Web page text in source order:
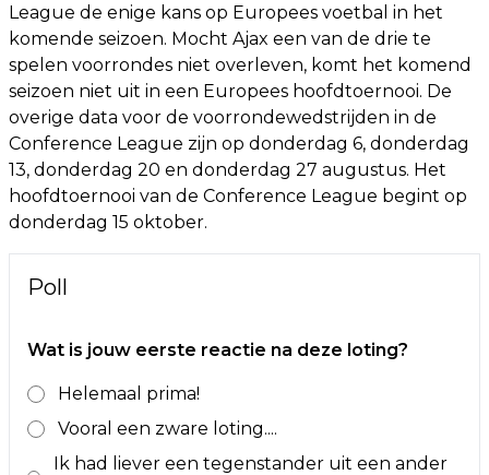
League de enige kans op Europees voetbal in het
komende seizoen. Mocht Ajax een van de drie te
spelen voorrondes niet overleven, komt het komend
seizoen niet uit in een Europees hoofdtoernooi. De
overige data voor de voorrondewedstrijden in de
Conference League zijn op donderdag 6, donderdag
13, donderdag 20 en donderdag 27 augustus. Het
hoofdtoernooi van de Conference League begint op
donderdag 15 oktober.
Poll
Wat is jouw eerste reactie na deze loting?
Helemaal prima!
Vooral een zware loting....
Ik had liever een tegenstander uit een ander